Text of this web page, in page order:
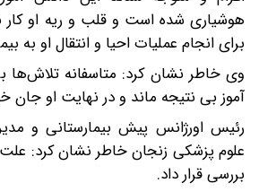
هوشیاری شده است و قلب و ریه او
برای انجام عملیات احیا و انتقال او به
وی خاطر نشان کرد: متاسفانه تلاش‌ها
آموز بی نتیجه ماند و در نهایت او جان
رئیس اورژانس پیش بیمارستانی و
علوم پزشکی زنجان خاطر نشان کرد:
بررسی قرار داد.